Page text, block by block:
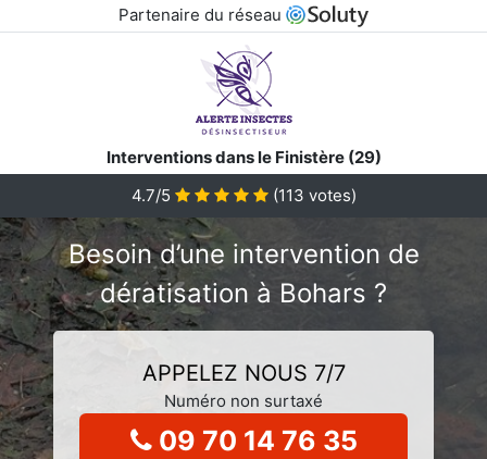
Partenaire du réseau
Interventions dans le Finistère (29)
4.7/5
(113 votes)
Besoin d’une intervention de
dératisation à Bohars ?
APPELEZ NOUS 7/7
Numéro non surtaxé
09 70 14 76 35